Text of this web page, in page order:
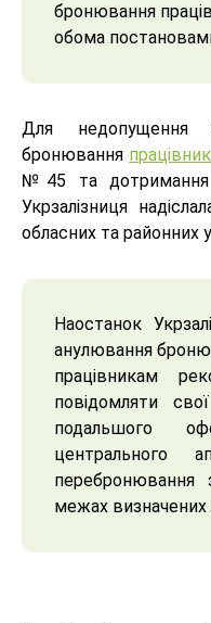
бронювання
обома
Для недопущення
бронювання
№45 та
Укрзалізниця
обласних та районних
Наостанок
анулювання
працівникам
повідомляти
подальшого
центрального
межах визначених